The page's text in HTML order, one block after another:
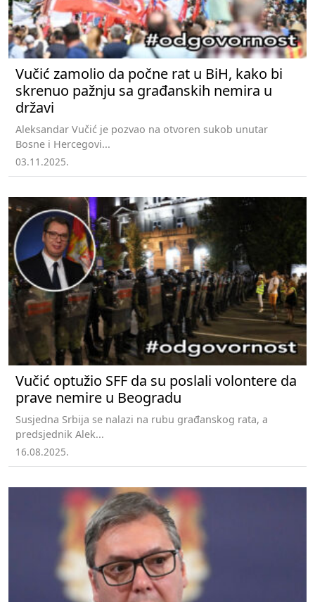
Vučić zamolio da počne rat u BiH, kako bi
skrenuo pažnju sa građanskih nemira u
državi
Aleksandar Vučić je pozvao na otvoren sukob unutar
Bosne i Hercegovi...
03.11.2025.
Vučić optužio SFF da su poslali volontere da
prave nemire u Beogradu
Susjedna Srbija se nalazi na rubu građanskog rata, a
predsjednik Alek...
16.08.2025.